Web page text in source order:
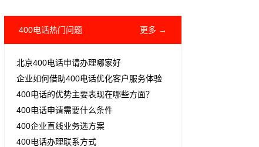
400电话热门问题 更多 →
北京400电话申请办理哪家好
企业如何借助400电话优化客户服务体验
400电话的优势主要表现在哪些方面？
400电话申请需要什么条件
400企业直线业务选方案
400电话办理联系方式